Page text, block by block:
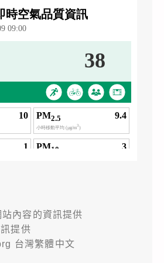
內容的資訊提供
提供
台灣繁體中文